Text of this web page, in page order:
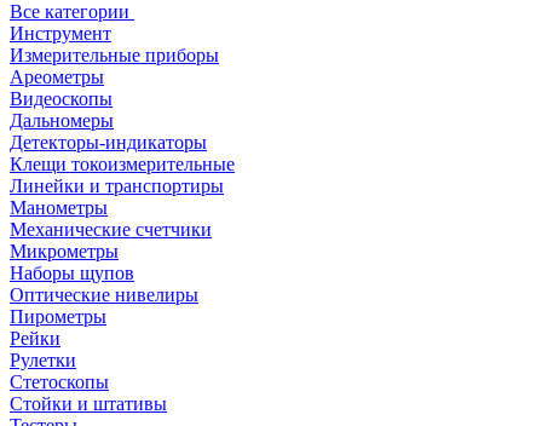
Все категории
Инструмент
Измерительные приборы
Ареометры
Видеоскопы
Дальномеры
Детекторы-индикаторы
Клещи токоизмерительные
Линейки и транспортиры
Манометры
Механические счетчики
Микрометры
Наборы щупов
Оптические нивелиры
Пирометры
Рейки
Рулетки
Стетоскопы
Стойки и штативы